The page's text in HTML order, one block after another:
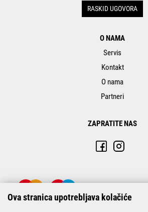
RASKID UGOVORA
O NAMA
Servis
Kontakt
O nama
Partneri
ZAPRATITE NAS
Ova stranica upotrebljava kolačiće